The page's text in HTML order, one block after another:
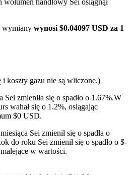
na akcje, forex, metale szlachetne i
USDC
handlowy Sei osiągnął
wymiany wynosi $0.04097 USD za 1
i koszty gazu nie są wliczone.)
zmieniła się o spadło o 1.67%.W
wahał się o 1.2%, osiągając
$0 USD.
Sei zmienił się o spadła o
do roku Sei zmienił się o spadło o $-
w wartości.